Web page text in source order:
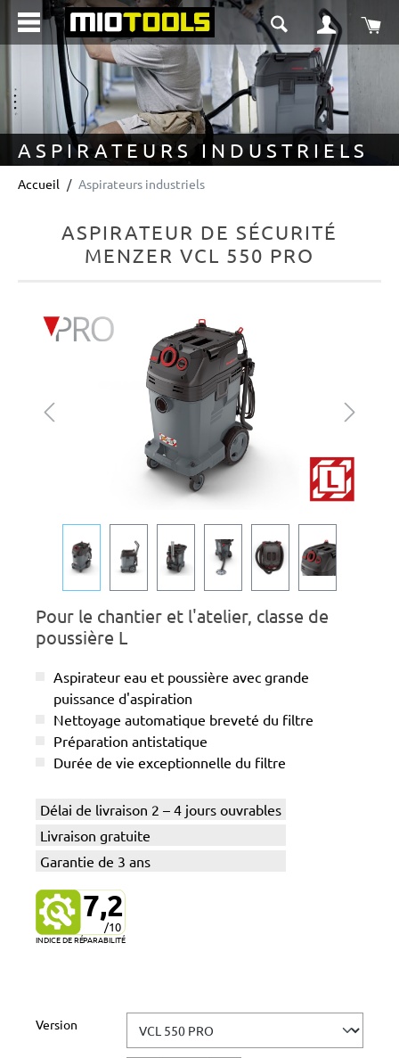
principal
ASPIRATEURS INDUSTRIELS
Accueil Aspirateurs industriels
ASPIRATEUR DE SÉCURITÉ
MENZER VCL 550 PRO
Ignorer la galerie d'images
Pour le chantier et l'atelier, classe de
poussière L
Aspirateur eau et poussière avec grande
puissance d'aspiration
Nettoyage automatique breveté du filtre
Préparation antistatique
Durée de vie exceptionnelle du filtre
Délai de livraison 2 – 4 jours ouvrables
Livraison gratuite
Garantie de 3 ans
7,2
/10
INDICE DE RÉPARABILITÉ
Sélectionnez
Version